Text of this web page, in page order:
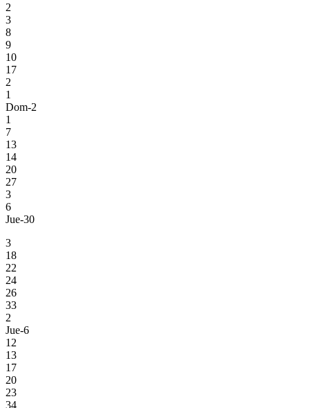
2
3
8
9
10
17
2
1
Dom-2
1
7
13
14
20
27
3
6
Jue-30
3
18
22
24
26
33
2
Jue-6
12
13
17
20
23
34